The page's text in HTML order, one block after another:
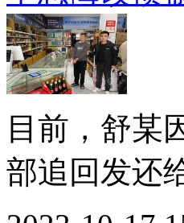
目前，舒某
部追回发还